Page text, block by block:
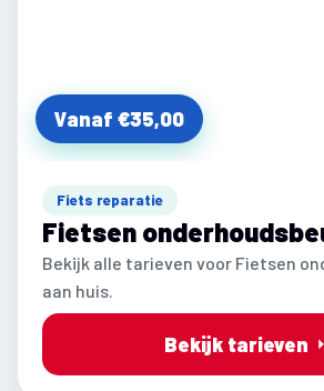
Vanaf €35,00
Fiets reparatie
Fietsen
Bekijk alle tarieven voor Fietsen
aan huis.
Bekijk tarieven